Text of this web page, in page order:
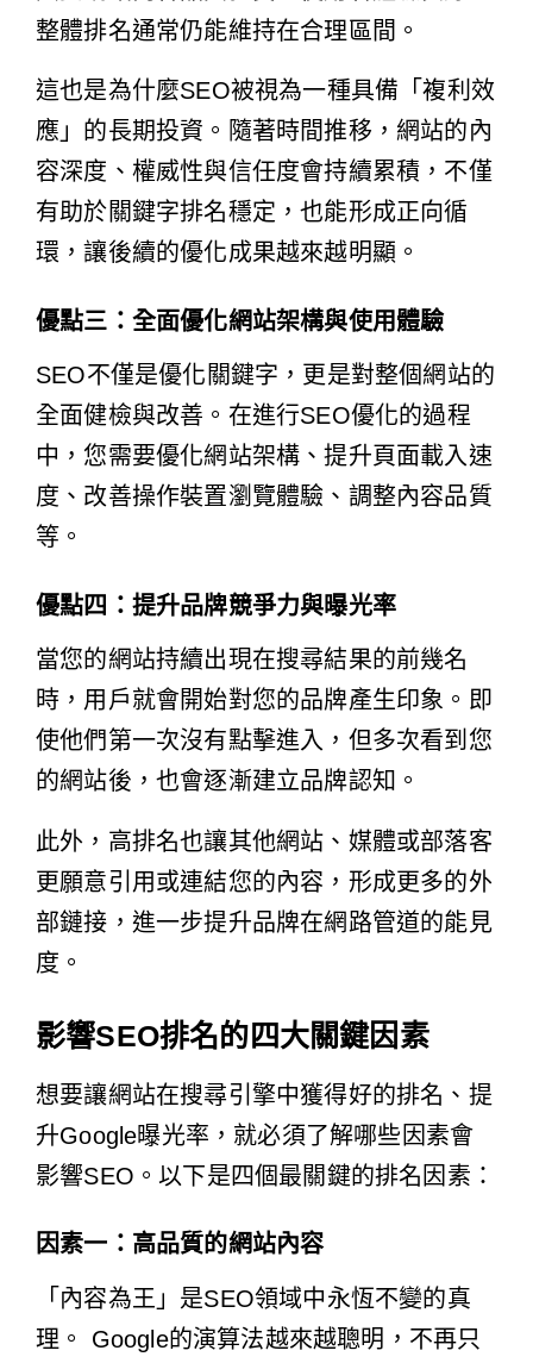
整體排名通常仍能維持在合理區間。
這也是為什麼SEO被視為一種具備「複利效
應」的長期投資。隨著時間推移，網站的內
容深度、權威性與信任度會持續累積，不僅
有助於關鍵字排名穩定，也能形成正向循
環，讓後續的優化成果越來越明顯。
優點三：全面優化網站架構與使用體驗
SEO不僅是優化關鍵字，更是對整個網站的
全面健檢與改善。在進行SEO優化的過程
中，您需要優化網站架構、提升頁面載入速
度、改善操作裝置瀏覽體驗、調整內容品質
等。
優點四：提升品牌競爭力與曝光率
當您的網站持續出現在搜尋結果的前幾名
時，用戶就會開始對您的品牌產生印象。即
使他們第一次沒有點擊進入，但多次看到您
的網站後，也會逐漸建立品牌認知。
此外，高排名也讓其他網站、媒體或部落客
更願意引用或連結您的內容，形成更多的外
部鏈接，進一步提升品牌在網路管道的能見
度。
影響SEO排名的四大關鍵因素
想要讓網站在搜尋引擎中獲得好的排名、提
升Google曝光率，就必須了解哪些因素會
影響SEO。以下是四個最關鍵的排名因素：
因素一：高品質的網站內容
「內容為王」是SEO領域中永恆不變的真
理。 Google的演算法越來越聰明，不再只